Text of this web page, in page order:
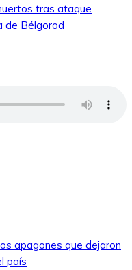
tras ataque
de Bélgorod
apagones que dejaron
país